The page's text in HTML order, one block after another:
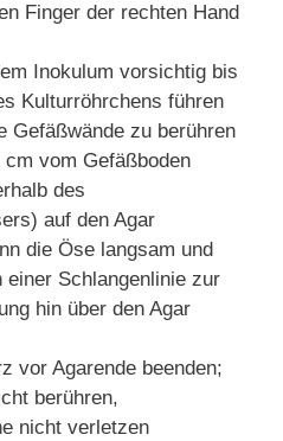
Finger der rechten Hand
Inokulum vorsichtig bis
Kulturröhrchens führen
Gefäßwände zu berühren
vom Gefäßboden
des
auf den Agar
die Öse langsam und
einer Schlangenlinie zur
hin über den Agar
vor Agarende beenden;
berühren,
nicht verletzen